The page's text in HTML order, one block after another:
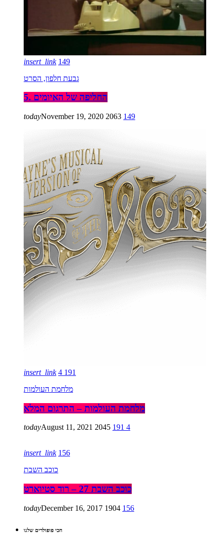
insert_link 149
גבעת חלפון, הסרט
5. החליפה של האיומים
todayNovember 19, 2020 2063 149
insert_link 4 191
מלחמת העולמות
מלחמת העולמות – התרגום המלא
todayAugust 11, 2021 2045 191 4
insert_link 156
כוכב השבת
כוכב השבת 27 – רוד סטיוארט
todayDecember 16, 2017 1904 156
הכי פופולרים שלנו